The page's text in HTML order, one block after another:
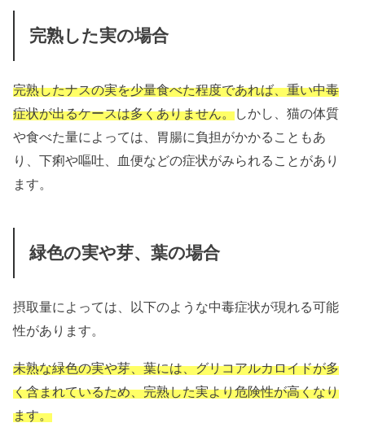
完熟した実の場合
完熟したナスの実を少量食べた程度であれば、重い中毒
症状が出るケースは多くありません。しかし、猫の体質
や食べた量によっては、胃腸に負担がかかることもあ
り、下痢や嘔吐、血便などの症状がみられることがあり
ます。
緑色の実や芽、葉の場合
摂取量によっては、以下のような中毒症状が現れる可能
性があります。
未熟な緑色の実や芽、葉には、グリコアルカロイドが多
く含まれているため、完熟した実より危険性が高くなり
ます。